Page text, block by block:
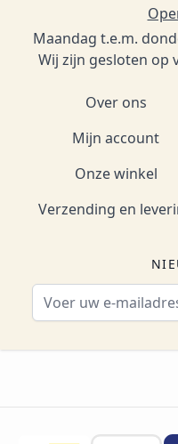
Maandag t.e.m.
Wij zijn gesloten op
Over ons
Mijn account
Onze winkel
Verzending en